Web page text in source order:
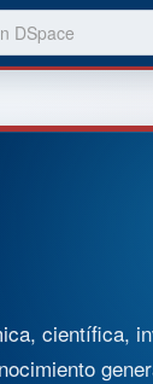
científica,